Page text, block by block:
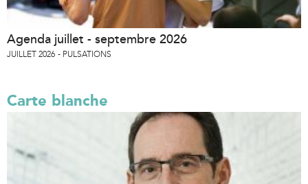
Agenda juillet - septembre 2026
JUILLET 2026 PULSATIONS
Carte blanche